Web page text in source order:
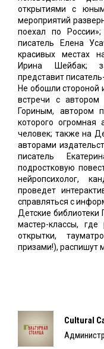
открытиями с
мероприятий
поехал по
писатель Елена
красивых местах
Ирина Шейбак;
представит
Не обошли стороной
встречи с автором
Гориным, автором
которого
человек; также на
авторами
писатель
подростковую
нейропсихолог,
проведет
справляться с
Детские библиотеки
мастер-классы,
открытки,
призами!), распишут
Cultural